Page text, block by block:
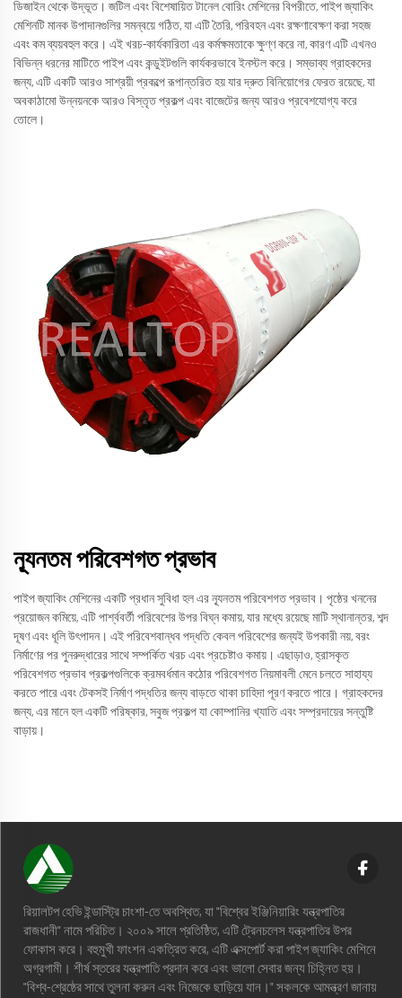
ডিজাইন থেকে উদ্ভূত। জটিল এবং বিশেষায়িত টানেল বোরিং মেশিনের বিপরীতে, পাইপ জ্যাকিং
মেশিনটি মানক উপাদানগুলির সমন্বয়ে গঠিত, যা এটি তৈরি, পরিবহন এবং রক্ষণাবেক্ষণ করা সহজ
এবং কম ব্যয়বহুল করে। এই খরচ-কার্যকারিতা এর কর্মক্ষমতাকে ক্ষুণ্ণ করে না, কারণ এটি এখনও
বিভিন্ন ধরনের মাটিতে পাইপ এবং কন্ডুইটগুলি কার্যকরভাবে ইনস্টল করে। সম্ভাব্য গ্রাহকদের
জন্য, এটি একটি আরও সাশ্রয়ী প্রকল্পে রূপান্তরিত হয় যার দ্রুত বিনিয়োগের ফেরত রয়েছে, যা
অবকাঠামো উন্নয়নকে আরও বিস্তৃত প্রকল্প এবং বাজেটের জন্য আরও প্রবেশযোগ্য করে
তোলে।
ন্যূনতম পরিবেশগত প্রভাব
পাইপ জ্যাকিং মেশিনের একটি প্রধান সুবিধা হল এর ন্যূনতম পরিবেশগত প্রভাব। পৃষ্ঠের খননের
প্রয়োজন কমিয়ে, এটি পার্শ্ববর্তী পরিবেশের উপর বিঘ্ন কমায়, যার মধ্যে রয়েছে মাটি স্থানান্তর, শব্দ
দূষণ এবং ধূলি উৎপাদন। এই পরিবেশবান্ধব পদ্ধতি কেবল পরিবেশের জন্যই উপকারী নয়, বরং
নির্মাণের পর পুনরুদ্ধারের সাথে সম্পর্কিত খরচ এবং প্রচেষ্টাও কমায়। এছাড়াও, হ্রাসকৃত
পরিবেশগত প্রভাব প্রকল্পগুলিকে ক্রমবর্ধমান কঠোর পরিবেশগত নিয়মাবলী মেনে চলতে সাহায্য
করতে পারে এবং টেকসই নির্মাণ পদ্ধতির জন্য বাড়তে থাকা চাহিদা পূরণ করতে পারে। গ্রাহকদের
জন্য, এর মানে হল একটি পরিষ্কার, সবুজ প্রকল্প যা কোম্পানির খ্যাতি এবং সম্প্রদায়ের সন্তুষ্টি
বাড়ায়।
রিয়ালটপ হেভি ইন্ডাস্ট্রি চাংশা-তে অবস্থিত, যা "বিশ্বের ইঞ্জিনিয়ারিং যন্ত্রপাতির
রাজধানী" নামে পরিচিত। ২০০৯ সালে প্রতিষ্ঠিত, এটি ট্রেনচলেস যন্ত্রপাতির উপর
ফোকাস করে। বহুমুখী ফাংশন একত্রিত করে, এটি এক্সপোর্ট করা পাইপ জ্যাকিং মেশিনে
অগ্রগামী। শীর্ষ স্তরের যন্ত্রপাতি প্রদান করে এবং ভালো সেবার জন্য চিহ্নিত হয়।
"বিশ্ব-শ্রেষ্ঠের সাথে তুলনা করুন এবং নিজেকে ছাড়িয়ে যান।" সকলকে আমন্ত্রণ জানায়